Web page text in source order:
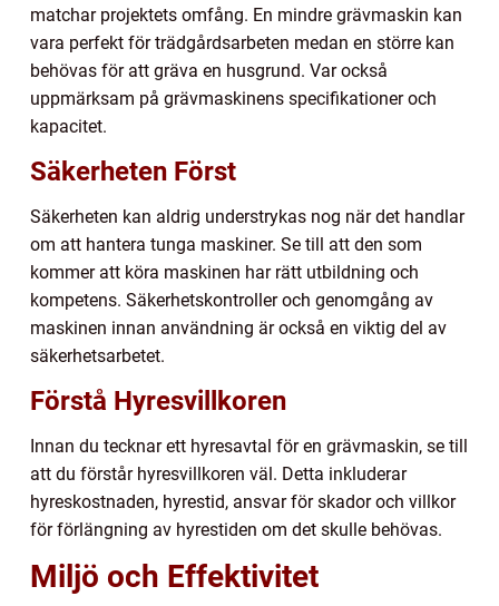
matchar projektets omfång. En mindre grävmaskin kan
vara perfekt för trädgårdsarbeten medan en större kan
behövas för att gräva en husgrund. Var också
uppmärksam på grävmaskinens specifikationer och
kapacitet.
Säkerheten Först
Säkerheten kan aldrig understrykas nog när det handlar
om att hantera tunga maskiner. Se till att den som
kommer att köra maskinen har rätt utbildning och
kompetens. Säkerhetskontroller och genomgång av
maskinen innan användning är också en viktig del av
säkerhetsarbetet.
Förstå Hyresvillkoren
Innan du tecknar ett hyresavtal för en grävmaskin, se till
att du förstår hyresvillkoren väl. Detta inkluderar
hyreskostnaden, hyrestid, ansvar för skador och villkor
för förlängning av hyrestiden om det skulle behövas.
Miljö och Effektivitet